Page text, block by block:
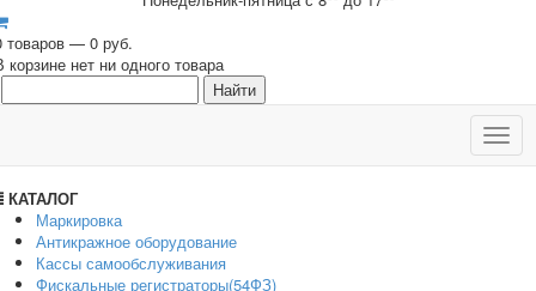
товаров — 0 руб.
корзине нет ни одного товара
КАТАЛОГ
Маркировка
Антикражное оборудование
Кассы самообслуживания
Фискальные регистраторы(54ФЗ)